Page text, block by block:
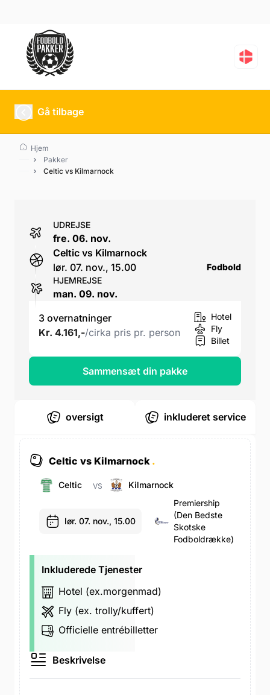
Celtic vs Kilmarnock
Gå tilbage
Hjem
Pakker
Celtic vs Kilmarnock
oversigt inkluderet service
Celtic vs Kilmarnock .
Celtic VS Kilmarnock
lør. 07. nov., 15.00
Premiership
(den Bedste
Skotske
Fodboldrække)
Inkluderede Tjenester
Hotel (ex.morgenmad)
Fly (ex. trolly/kuffert)
Officielle entrébilletter
Beskrivelse
UDREJSE
fre. 06. nov.
Celtic vs Kilmarnock
lør. 07. nov., 15.00
Fodbold
HJEMREJSE
man. 09. nov.
3 overnatninger
Kr. 4.161,-/cirka pris pr. person
Hotel
Fly
Billet
Sammensæt din pakke